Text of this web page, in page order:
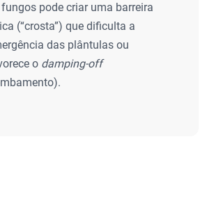
pode criar uma barreira
(“crosta”) que dificulta a
das plântulas ou
o damping-off